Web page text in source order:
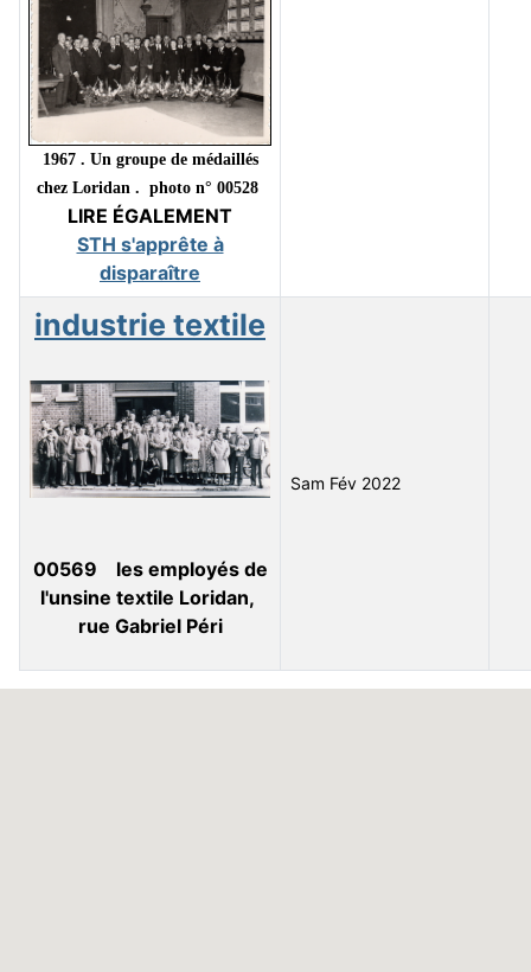
Articles
1967 . Un groupe de médaillés
chez Loridan . photo n° 00528
LIRE ÉGALEMENT
STH s'apprête à
disparaître
industrie textile
00569 les employés de
l'unsine textile Loridan,
rue Gabriel Péri
Sam Fév 2022